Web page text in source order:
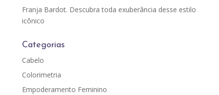
Franja Bardot. Descubra toda exuberância desse estilo
icônico
Categorias
Cabelo
Colorimetria
Empoderamento Feminino